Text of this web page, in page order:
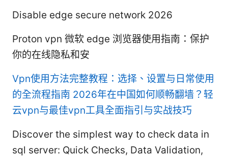
Disable edge secure network 2026
Proton vpn 微软 edge 浏览器使用指南：保护
你的在线隐私和安
Vpn使用方法完整教程：选择、设置与日常使用
的全流程指南 2026年在中国如何顺畅翻墙？轻
云vpn与最佳vpn工具全面指引与实战技巧
Discover the simplest way to check data in
sql server: Quick Checks, Data Validation,